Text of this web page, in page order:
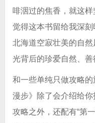
啡洇过的焦香，就这样
觉得这本书留给我深
北海道空寂壮美的自
光背后的珍爱自然、善
和一些单纯只做攻略
漫步》除了会介绍给
攻略之外，还配有“第